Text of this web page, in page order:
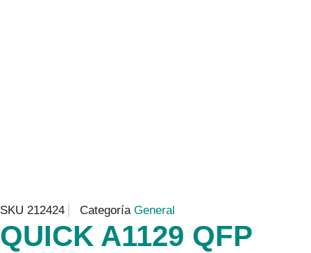
SKU 212424 Categoría General
QUICK A1129 QFP